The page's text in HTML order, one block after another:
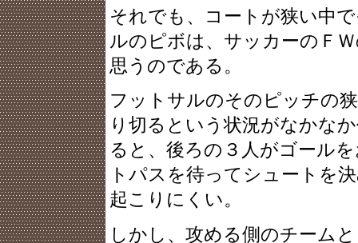
それでも、コートが狭い中
ルのピボは、サッカーのＦ
思うのである。
フットサルのそのピッチの
り切るという状況がなかな
ると、後ろの３人がゴール
トパスを待ってシュートを
起こりにくい。
しかし、攻める側のチーム